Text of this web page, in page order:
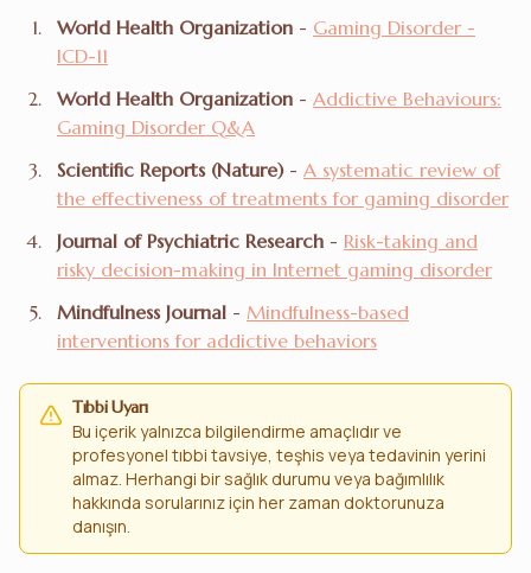
World Health Organization - Gaming Disorder -
ICD-11
World Health Organization - Addictive Behaviours:
Gaming Disorder Q&A
Scientific Reports (Nature)- A systematic review of
the effectiveness of treatments for gaming disorder
Journal of Psychiatric Research - Risk-taking and
risky decision-making in Internet gaming disorder
Mindfulness Journal - Mindfulness-based
interventions for addictive behaviors
Tıbbi Uyarı
Bu içerik yalnızca bilgilendirme amaçlıdır ve
profesyonel tıbbi tavsiye, teşhis veya tedavinin yerini
almaz. Herhangi bir sağlık durumu veya bağımlılık
hakkında sorularınız için her zaman doktorunuza
danışın.